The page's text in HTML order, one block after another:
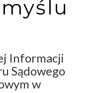
Informacji
Sądowego
w